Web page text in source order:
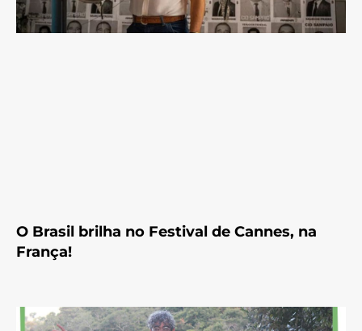
O Brasil brilha no Festival de Cannes, na
França!